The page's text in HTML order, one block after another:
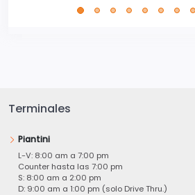
Terminales
Piantini
L-V: 8:00 am a 7:00 pm
Counter hasta las 7:00 pm
S: 8:00 am a 2:00 pm
D: 9:00 am a 1:00 pm (solo Drive Thru.)